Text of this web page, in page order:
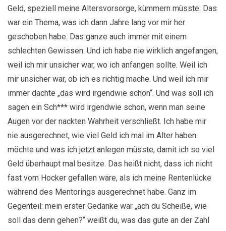
Geld, speziell meine Altersvorsorge, kümmern müsste. Das
war ein Thema, was ich dann Jahre lang vor mir her
geschoben habe. Das ganze auch immer mit einem
schlechten Gewissen. Und ich habe nie wirklich angefangen,
weil ich mir unsicher war, wo ich anfangen sollte. Weil ich
mir unsicher war, ob ich es richtig mache. Und weil ich mir
immer dachte „das wird irgendwie schon“. Und was soll ich
sagen ein Sch*** wird irgendwie schon, wenn man seine
Augen vor der nackten Wahrheit verschließt. Ich habe mir
nie ausgerechnet, wie viel Geld ich mal im Alter haben
möchte und was ich jetzt anlegen müsste, damit ich so viel
Geld überhaupt mal besitze. Das heißt nicht, dass ich nicht
fast vom Hocker gefallen wäre, als ich meine Rentenlücke
während des Mentorings ausgerechnet habe. Ganz im
Gegenteil: mein erster Gedanke war „ach du Scheiße, wie
soll das denn gehen?“ weißt du, was das gute an der Zahl